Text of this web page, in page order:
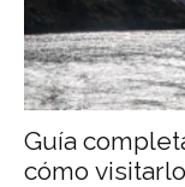
Guía
cómo